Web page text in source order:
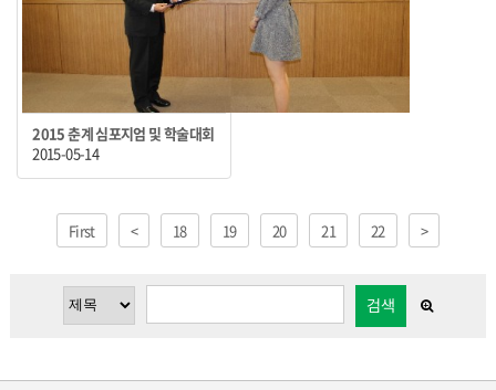
2015 춘계 심포지엄 및 학술대회
2015-05-14
First < 18 19 20 21 22 >
검색